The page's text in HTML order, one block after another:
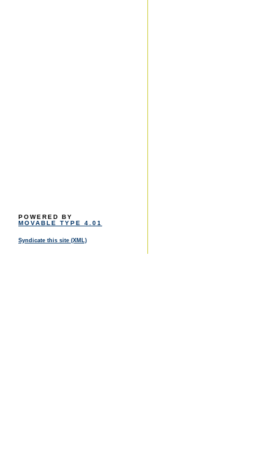
POWERED BY
MOVABLE TYPE 4.01
Syndicate this site (XML)